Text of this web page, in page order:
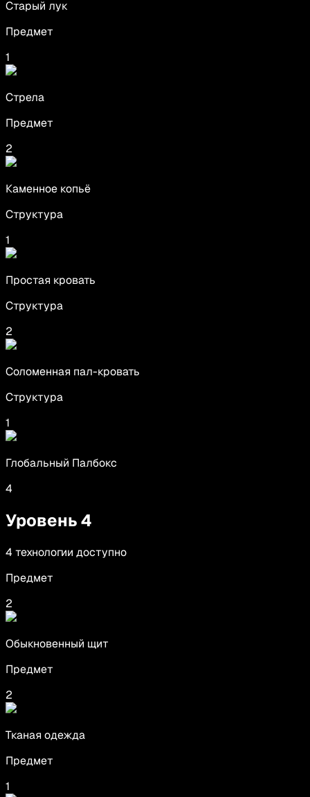
Старый лук
Предмет
1
Стрела
Предмет
2
Каменное копьё
Структура
1
Простая кровать
Структура
2
Соломенная пал-кровать
Структура
1
Глобальный Палбокс
4
Уровень4
4 технологии доступно
Предмет
2
Обыкновенный щит
Предмет
2
Тканая одежда
Предмет
1